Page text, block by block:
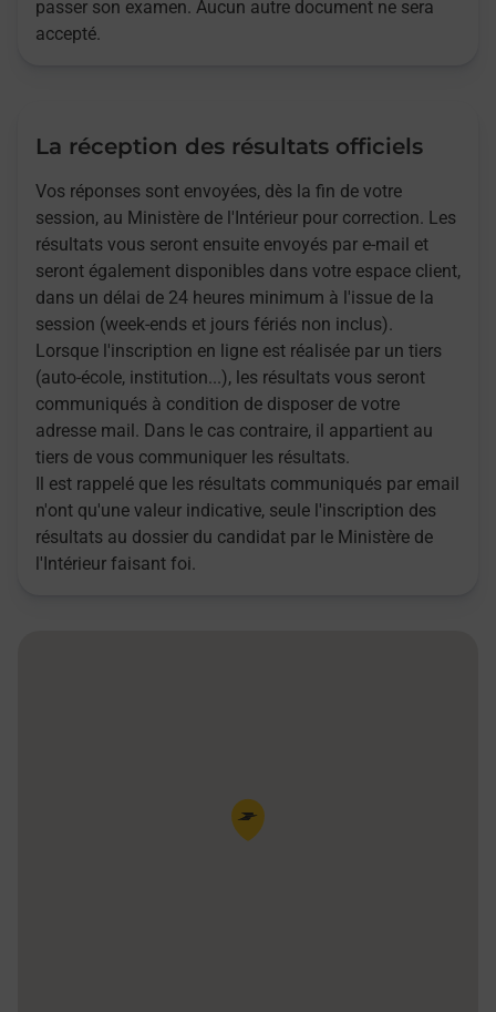
passer son examen. Aucun autre document ne sera
accepté.
La réception des résultats officiels
Vos réponses sont envoyées, dès la fin de votre
session, au Ministère de l'Intérieur pour correction. Les
résultats vous seront ensuite envoyés par e-mail et
seront également disponibles dans votre espace client,
dans un délai de 24 heures minimum à l'issue de la
session (week-ends et jours fériés non inclus).
Lorsque l'inscription en ligne est réalisée par un tiers
(auto-école, institution...), les résultats vous seront
communiqués à condition de disposer de votre
adresse mail. Dans le cas contraire, il appartient au
tiers de vous communiquer les résultats.
Il est rappelé que les résultats communiqués par email
n'ont qu'une valeur indicative, seule l'inscription des
résultats au dossier du candidat par le Ministère de
l'Intérieur faisant foi.
Pin de la carte